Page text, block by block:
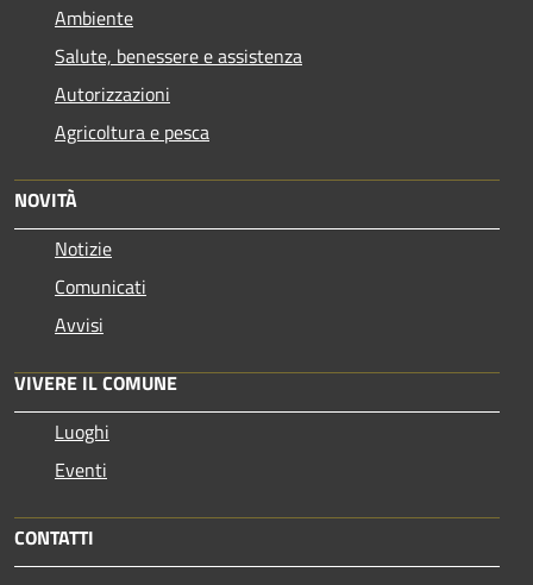
Ambiente
Salute, benessere e assistenza
Autorizzazioni
Agricoltura e pesca
NOVITÀ
Notizie
Comunicati
Avvisi
VIVERE IL COMUNE
Luoghi
Eventi
CONTATTI